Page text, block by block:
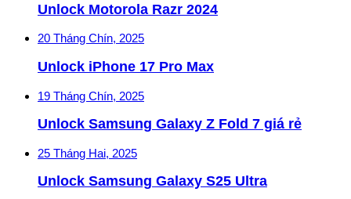
Unlock Motorola Razr 2024
20 Tháng Chín, 2025
Unlock iPhone 17 Pro Max
19 Tháng Chín, 2025
Unlock Samsung Galaxy Z Fold 7 giá rẻ
25 Tháng Hai, 2025
Unlock Samsung Galaxy S25 Ultra